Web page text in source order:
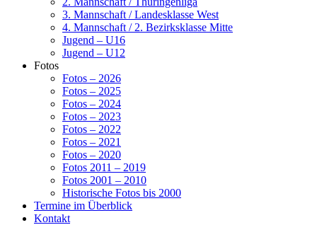
3. Mannschaft / Landesklasse West
4. Mannschaft / 2. Bezirksklasse Mitte
Jugend – U16
Jugend – U12
Fotos
Fotos – 2026
Fotos – 2025
Fotos – 2024
Fotos – 2023
Fotos – 2022
Fotos – 2021
Fotos – 2020
Fotos 2011 – 2019
Fotos 2001 – 2010
Historische Fotos bis 2000
Termine im Überblick
Kontakt